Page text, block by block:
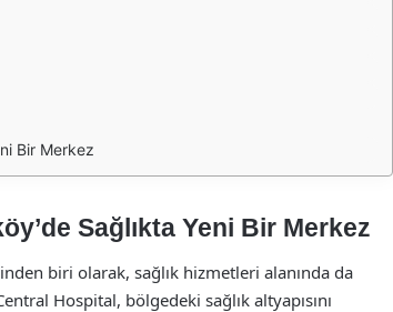
Bir Merkez
Sağlıkta Yeni Bir Merkez
biri olarak, sağlık hizmetleri alanında da
Hospital, bölgedeki sağlık altyapısını